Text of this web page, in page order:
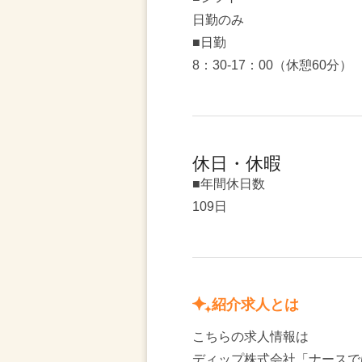
日勤のみ
■日勤
8：30-17：00（休憩60分）
休日・休暇
■年間休日数
109日
紹介求人とは
こちらの求人情報は
ディップ株式会社「ナース